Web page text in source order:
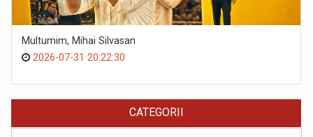
Multumim, Mihai Silvasan
2026-07-31 20:22:30
CATEGORII